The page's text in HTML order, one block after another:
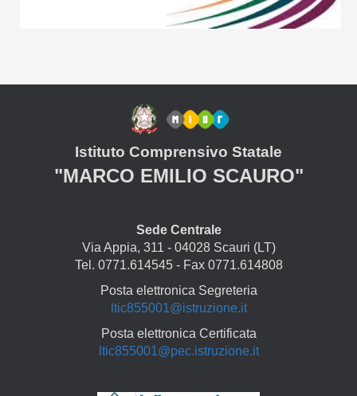
Istituto Comprensivo Statale
"MARCO EMILIO SCAURO"
Sede Centrale
Via Appia, 311 - 04028 Scauri (LT)
Tel. 0771.614545 - Fax 0771.614808
Posta elettronica Segreteria
ltic855001@istruzione.it
Posta elettronica Certificata
ltic855001@pec.istruzione.it